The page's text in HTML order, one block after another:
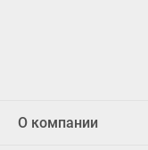
О компании